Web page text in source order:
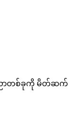
နည်းပညာတစ်ခုကို မိ